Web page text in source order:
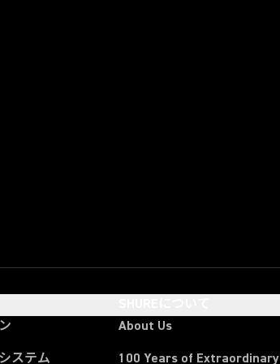
ステム
About Us
100 Years of Extraordinary